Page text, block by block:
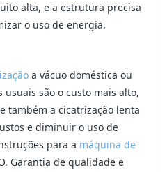
alta, e a estrutura precisa
o uso de energia.
a vácuo doméstica ou
são o custo mais alto,
também a cicatrização lenta
e diminuir o uso de
para a máquina de
Garantia de qualidade e